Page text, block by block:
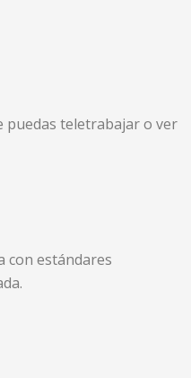
puedas teletrabajar o ver
con estándares